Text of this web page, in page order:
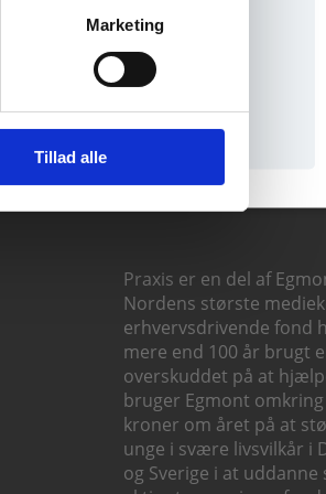
Marketing
Tillad alle
Praxis er en del af
Nordens største
erhvervsdrivende fond
mere end 100 år brugt
overskuddet på at
bruger Egmont
kroner om året på at
unge i svære livsvilkår i
og Sverige i at uddanne